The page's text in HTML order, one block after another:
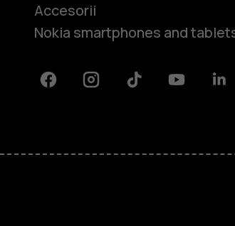
Accesorii
Nokia smartphones and
FacebookInstagramTiktok Youtube